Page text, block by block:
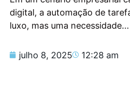
digital, a automação de
luxo, mas uma necessidade...
julho 8, 2025 12:28 am